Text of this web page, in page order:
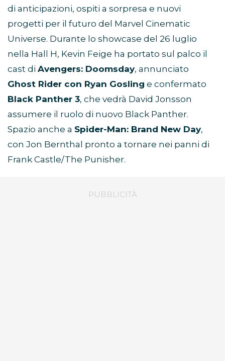
di anticipazioni, ospiti a sorpresa e nuovi
progetti per il futuro del Marvel Cinematic
Universe. Durante lo showcase del 26 luglio
nella Hall H, Kevin Feige ha portato sul palco il
cast di Avengers: Doomsday, annunciato
Ghost Rider con Ryan Gosling e confermato
Black Panther 3, che vedrà David Jonsson
assumere il ruolo di nuovo Black Panther.
Spazio anche a Spider-Man: Brand New Day,
con Jon Bernthal pronto a tornare nei panni di
Frank Castle/The Punisher.